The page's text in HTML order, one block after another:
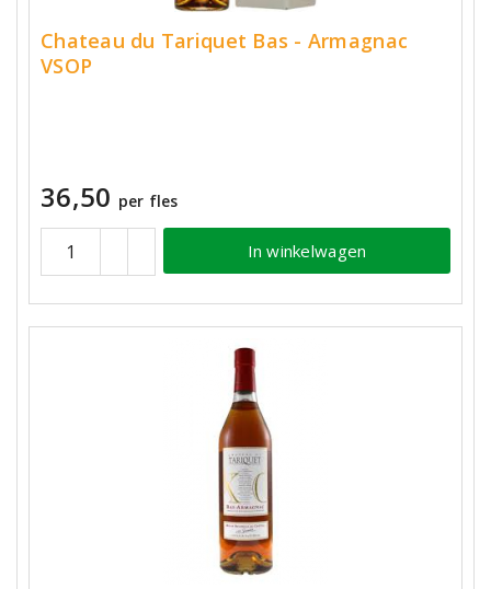
Chateau du Tariquet Bas - Armagnac
VSOP
36,50 per fles
In winkelwagen